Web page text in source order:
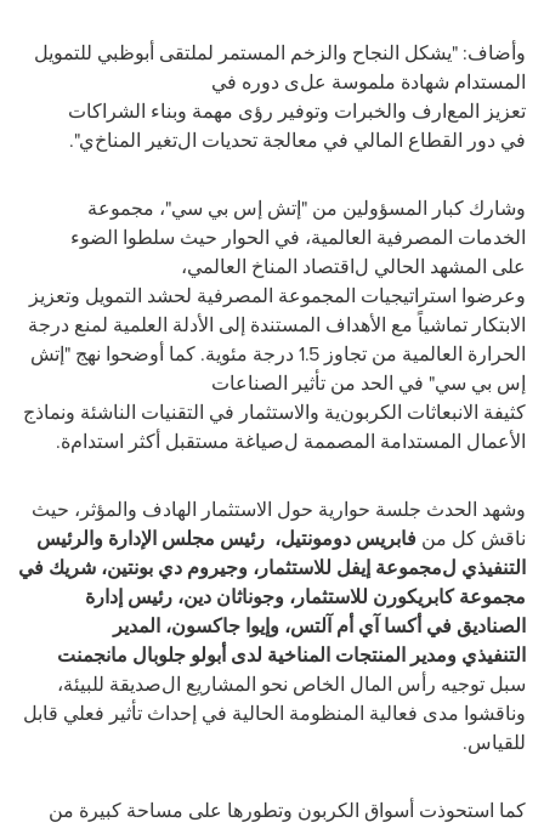
وأضاف: "يشكل النجاح والزخم المستمر لملتقى أبوظبي للتمويل
المستدام شهادة ملموسة على دوره في
تعزيز المعارف والخبرات وتوفير رؤى مهمة وبناء الشراكات
في دور القطاع المالي في معالجة تحديات التغير المناخي".
وشارك كبار المسؤولين من "إتش إس بي سي"، مجموعة
الخدمات المصرفية العالمية، في الحوار حيث سلطوا الضوء
على المشهد الحالي لاقتصاد المناخ العالمي،
وعرضوا استراتيجيات المجموعة المصرفية لحشد التمويل وتعزيز
الابتكار تماشياًمع الأهداف المستندة إلى الأدلة العلمية لمنع درجة
الحرارة العالمية من تجاوز 1.5 درجة مئوية
. كما أوضحوا نهج "إتش
إس بي سي" في الحد من تأثير الصناعات
كثيفة الانبعاثات الكربونية والاستثمار في التقنيات الناشئة ونماذج
الأعمال المستدامة المصممة لصياغة مستقبل أكثر استدامة.
وشهد الحدث جلسة حوارية حول الاستثمار الهادف والمؤثر، حيث
ناقش كل من فابريس دومونتيل، رئيس مجلس الإدارة والرئيس
التنفيذي لمجموعة إيفل للاستثمار، وجيروم دي بونتين، شريك في
مجموعة كابريكورن للاستثمار، وجوناثان دين، رئيس إدارة
الصناديق في أكسا آيأم آلتس، وإيوا جاكسون، المدير
التنفيذي ومدير المنتجات المناخية لدىأبولو جلوبال مانجمنت
سبل توجيه رأس المال الخاص نحو المشاريع الصديقة للبيئة،
وناقشوا مدى فعالية المنظومة الحالية في إحداث تأثير فعلي قابل
للقياس.
كما استحوذت أسواق الكربون وتطورها على مساحة كبيرة من